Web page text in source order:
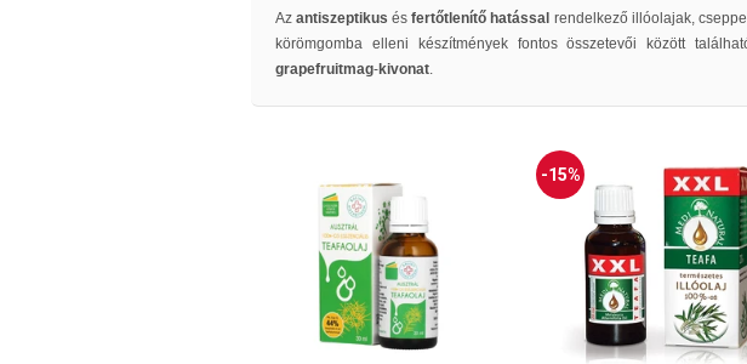
Azantiszeptikusésfertőtlenítő hatással rendelkező illóolajak,
körömgomba elleni készítmények fontos összetevői között
grapefruitmag-kivonat.
-15%